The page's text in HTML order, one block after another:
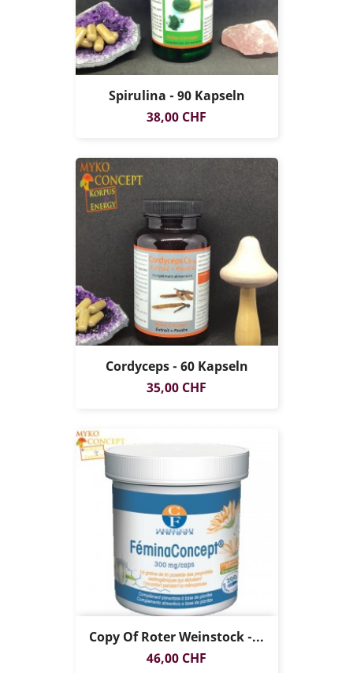
Spirulina - 90 Kapseln
Preis
38,00 CHF
Cordyceps - 60 Kapseln
Preis
35,00 CHF
Copy Of Roter Weinstock -...
Preis
46,00 CHF